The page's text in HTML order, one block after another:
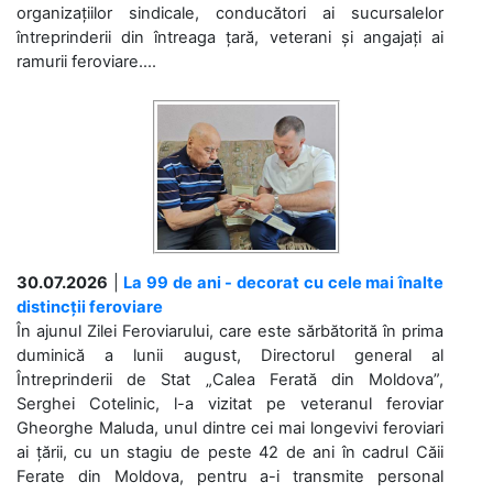
organizațiilor sindicale, conducători ai sucursalelor
întreprinderii din întreaga țară, veterani și angajați ai
ramurii feroviare....
30.07.2026
La 99 de ani - decorat cu cele mai înalte
distincții feroviare
În ajunul Zilei Feroviarului, care este sărbătorită în prima
duminică a lunii august, Directorul general al
Întreprinderii de Stat „Calea Ferată din Moldova”,
Serghei Cotelinic, l-a vizitat pe veteranul feroviar
Gheorghe Maluda, unul dintre cei mai longevivi feroviari
ai țării, cu un stagiu de peste 42 de ani în cadrul Căii
Ferate din Moldova, pentru a-i transmite personal